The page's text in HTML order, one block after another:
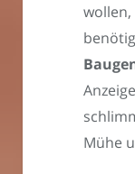
Mühe